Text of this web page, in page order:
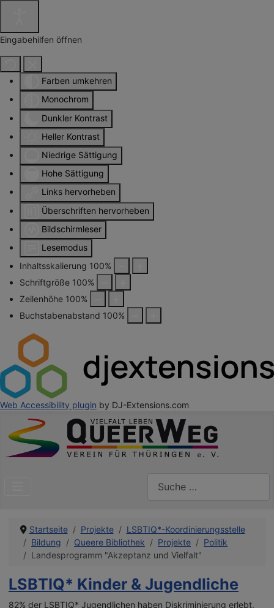
Eingabehilfen öffnen
Farben umkehren
Monochrom
Dunkler Kontrast
Heller Kontrast
Niedrige Sättigung
Hohe Sättigung
Links hervorheben
Überschriften hervorheben
Bildschirmleser
Lesemodus
Inhaltsskalierung 100%
Schriftgröße 100%
Zeilenhöhe 100%
Buchstabenabstand 100%
Web Accessibility plugin by DJ-Extensions.com
Startseite Projekte
LSBTIQ*-Koordinierungsstelle
Bildung
Queere Bibliothek Projekte
Politik
Landesprogramm "Akzeptanz und Vielfalt"
LSBTIQ* Kinder & Jugendliche
82% der LSBTIQ* Jugendlichen haben Diskriminierung erlebt,